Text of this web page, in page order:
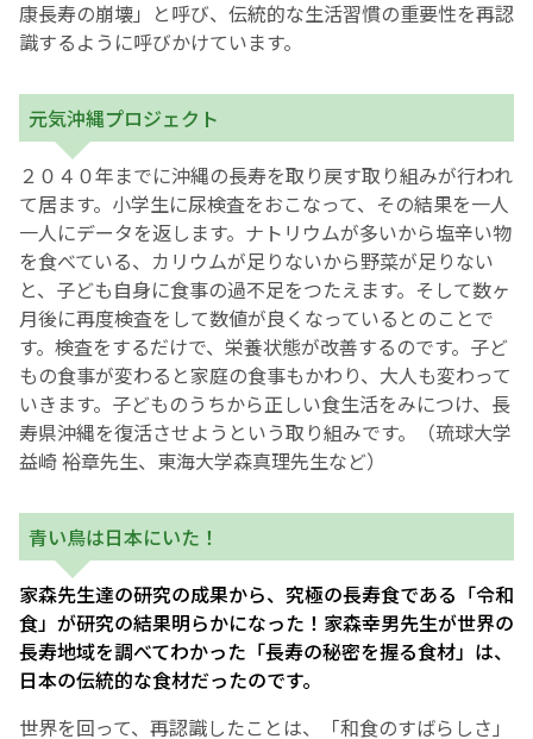
康長寿の崩壊」と呼び、伝統的な生活習慣の重要性を再認
識するように呼びかけています。
元気沖縄プロジェクト
２０４０年までに沖縄の長寿を取り戻す取り組みが行われ
て居ます。小学生に尿検査をおこなって、その結果を一人
一人にデータを返します。ナトリウムが多いから塩辛い物
を食べている、カリウムが足りないから野菜が足りない
と、子ども自身に食事の過不足をつたえます。そして数ヶ
月後に再度検査をして数値が良くなっているとのことで
す。検査をするだけで、栄養状態が改善するのです。子ど
もの食事が変わると家庭の食事もかわり、大人も変わって
いきます。子どものうちから正しい食生活をみにつけ、長
寿県沖縄を復活させようという取り組みです。（琉球大学
益崎 裕章先生、東海大学森真理先生など）
青い鳥は日本にいた！
家森先生達の研究の成果から、究極の長寿食である「令和
食」が研究の結果明らかになった！家森幸男先生が世界の
長寿地域を調べてわかった「長寿の秘密を握る食材」は、
日本の伝統的な食材だったのです。
世界を回って、再認識したことは、「和食のすばらしさ」